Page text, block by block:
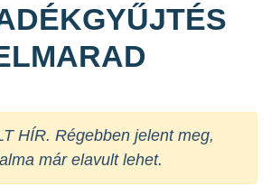
HÍR. Régebben jelent meg,
már elavult lehet.